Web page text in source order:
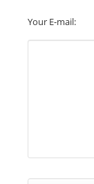
Your E-mail: